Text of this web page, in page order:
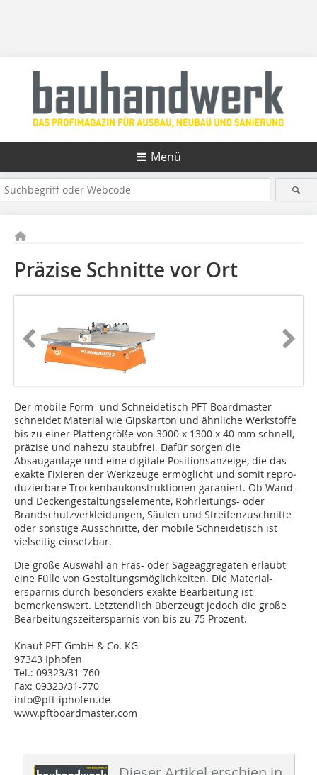
Menü
Präzise Schnitte vor Ort
Der mobile Form- und Schneidetisch PFT Boardmaster
schneidet Material wie Gipskarton und ähnliche Werkstoffe
bis zu einer Plattengröße von 3000 x 1300 x 40 mm schnell,
präzise und nahezu staubfrei. Dafür sorgen die
Absauganlage und eine digitale Positionsanzeige, die das
exakte Fixieren der Werk­zeu­ge ermöglicht und somit repro­
duzierbare Trockenbaukonstruktionen garaniert. Ob Wand-
und Deckengestaltungselemente, Rohrleitungs- oder
Brandschutzverkleidun­gen, Säulen und Streifenzuschnitte
oder sonstige Ausschnitte, der mobile Schneidetisch ist
vielseitig einsetzbar.
Die große Auswahl an Fräs- oder Sägeaggregaten erlaubt
eine Fülle von Gestaltungsmöglichkeiten. Die Material-
ersparnis durch besonders exakte Bearbeitung ist
bemerkenswert. Letztendlich überzeugt jedoch die große
Bearbeitungszeitersparnis von bis zu 75 Prozent.
Knauf PFT GmbH & Co. KG
97343 Iphofen
Tel.: 09323/31-760
Fax: 09323/31-770
info@pft-iphofen.de
www.pftboardmaster.com